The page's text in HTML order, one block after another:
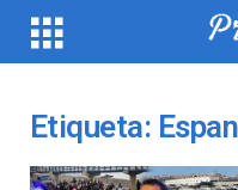
Etiqueta: